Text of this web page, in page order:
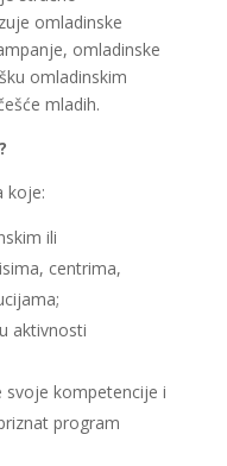
omladinske
omladinske
omladinskim
mladih.
koje:
ili
centrima,
aktivnosti
svoje kompetencije i
program